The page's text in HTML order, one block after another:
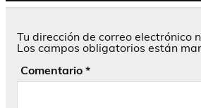
Tu dirección de correo electrónico
Los campos obligatorios están
Comentario *